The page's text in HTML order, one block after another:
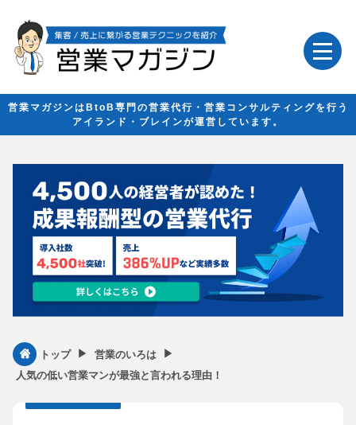
営業マガジンはBtoB専門の営業代行・営業コンサルティングを行う
アイランド・ブレインが運営しています。
トップ ▶︎ 営業のいろは ▶︎
人気の低い営業マンが最強と言われる理由！